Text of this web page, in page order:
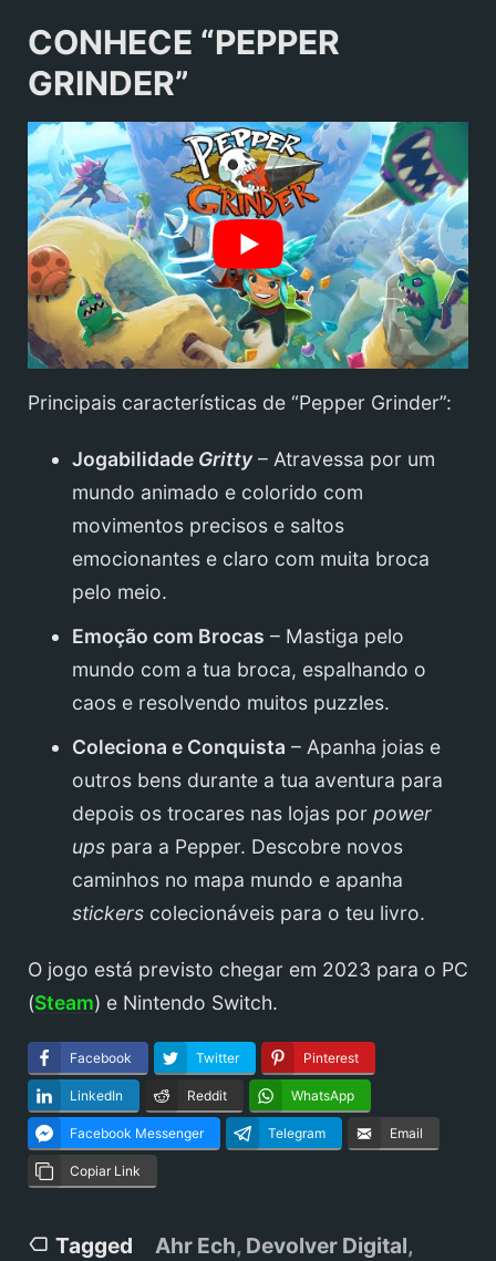
CONHECE “PEPPER
GRINDER”
Principais características de “Pepper Grinder”:
Jogabilidade Gritty– Atravessa por um
mundo animado e colorido com
movimentos precisos e saltos
emocionantes e claro com muita broca
pelo meio.
Emoção com Brocas – Mastiga pelo
mundo com a tua broca, espalhando o
caos e resolvendo muitos puzzles.
Coleciona e Conquista – Apanha joias e
outros bens durante a tua aventura para
depois os trocares nas lojas por power
ups para a Pepper. Descobre novos
caminhos no mapa mundo e apanha
stickers colecionáveis para o teu livro.
O jogo está previsto chegar em 2023 para o PC
(Steam) e Nintendo Switch.
Facebook Twitter Pinterest
LinkedIn Reddit WhatsApp
Facebook Messenger Telegram Email
Copiar Link
Tagged Ahr Ech, Devolver Digital,